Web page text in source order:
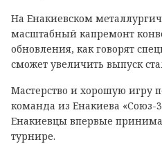
На Енакиевском
масштабный капремонт
обновления, как говорят
сможет увеличить выпуск
Мастерство и хорошую игру
команда из Енакиева «Союз-
Енакиевцы впервые
турнире.